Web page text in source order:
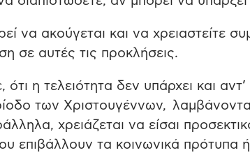
να ακούγεται και να χρειαστείτε
σε αυτές τις προκλήσεις.
η τελειότητα δεν υπάρχει και
των Χριστουγέννων,
χρειάζεται να είσαι
επιβάλλουν τα κοινωνικά πρότυπα